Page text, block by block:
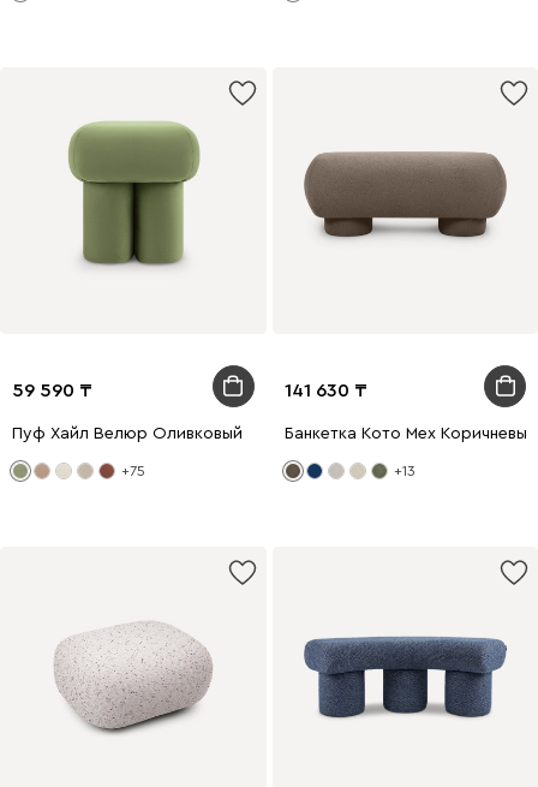
59 590
Пуф Хайл Велюр Оливковый
+75
141 630
Банкетка Кото Мех Коричневый
+13